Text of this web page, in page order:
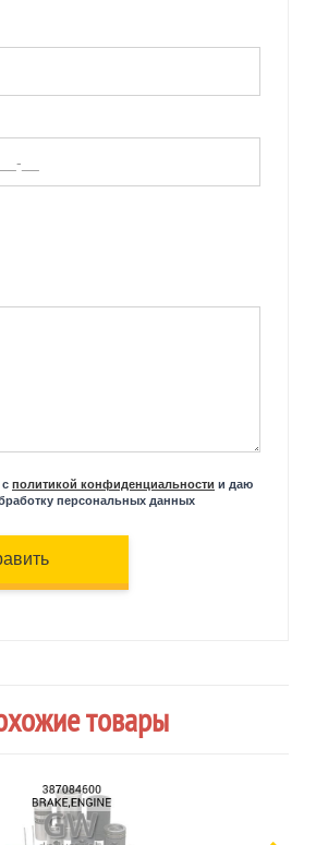
политикой конфиденциальности и даю
персональных данных
товары